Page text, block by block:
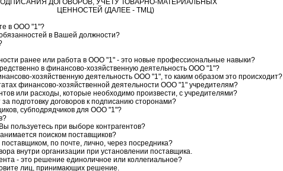
ЦЕННОСТЕЙ (ДАЛЕЕ - ТМЦ)
в ООО "1"?
в Вашей должности?
ранее или работа в ООО "1" - это новые профессиональные навыки?
в финансово-хозяйственную деятельность ООО "1"?
хозяйственную деятельность ООО "1", то каким образом это происходит?
финансово-хозяйственной деятельности ООО "1" учредителям?
или расходы, которые необходимо произвести, с учредителями?
подготовку договоров к подписанию сторонами?
субподрядчиков для ООО "1"?
пользуетесь при выборе контрагентов?
поиском поставщиков?
по почте, лично, через посредника?
внутри организации при установлении поставщика.
- это решение единоличное или коллегиальное?
лиц, принимающих решение.